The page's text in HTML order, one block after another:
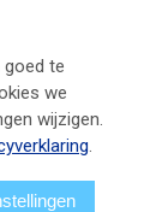
te
we
wijzigen.
.